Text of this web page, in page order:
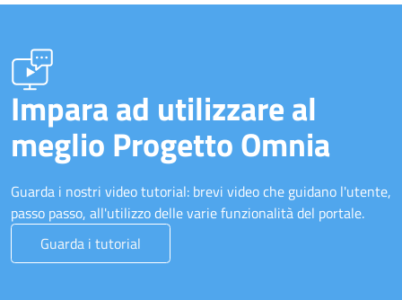
Impara ad utilizzare al
meglio Progetto Omnia
Guarda i nostri video tutorial: brevi video che guidano l'utente,
passo passo, all'utilizzo delle varie funzionalità del portale.
Guarda i tutorial